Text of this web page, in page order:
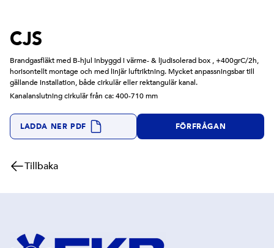
CJS
Brandgasfläkt med B-hjul inbyggd i värme- & ljudisolerad box , +400grC/2h,
horisontellt montage och med linjär luftriktning. Mycket anpassningsbar till
gällande installation, både cirkulär eller rektangulär kanal.
Kanalanslutning cirkulär från ca: 400-710 mm
LADDA NER PDF FÖRFRÅGAN
Tillbaka